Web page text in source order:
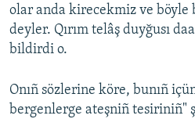
olar anda kirecekmiz ve böyle
deyler. Qırım telâş duyğusı
bildirdi o.
Onıñ sözlerine köre, bunıñ
bergenlerge ateşniñ tesiriniñ"